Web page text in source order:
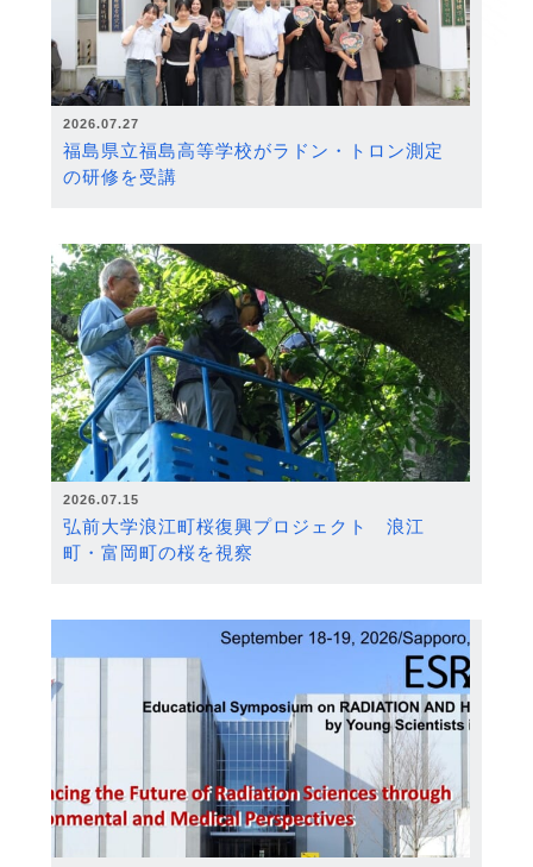
2026.07.27
福島県立福島高等学校がラドン・トロン測定
の研修を受講
2026.07.15
弘前大学浪江町桜復興プロジェクト 浪江
町・富岡町の桜を視察